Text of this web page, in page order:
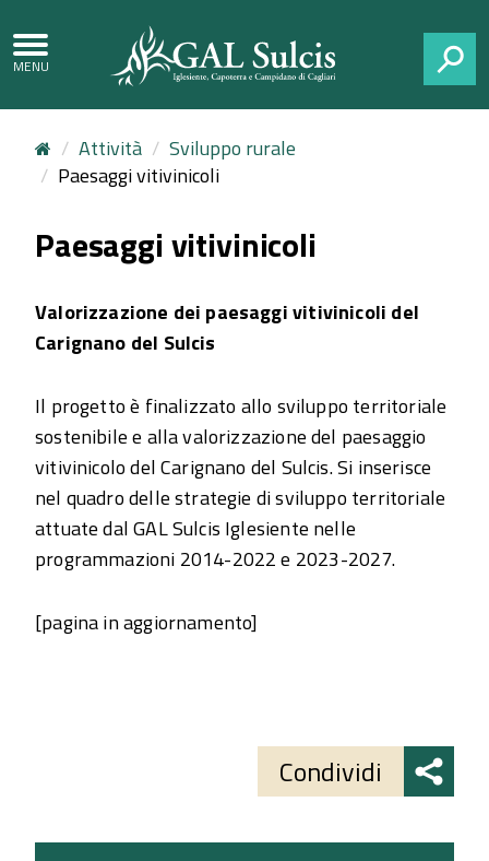
Attività
Sviluppo rurale
Paesaggi vitivinicoli
Paesaggi vitivinicoli
Valorizzazione dei paesaggi vitivinicoli del
Carignano del Sulcis
Il progetto è finalizzato allo sviluppo territoriale
sostenibile e alla valorizzazione del paesaggio
vitivinicolo del Carignano del Sulcis. Si inserisce
nel quadro delle strategie di sviluppo territoriale
attuate dal GAL Sulcis Iglesiente nelle
programmazioni 2014-2022 e 2023-2027.
[pagina in aggiornamento]
Condividi